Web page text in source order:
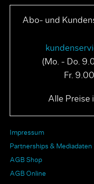
Abo- und
(Mo. - Do.
Fr.
Alle Preise
Impressum
Partnerships &
AGB Shop
AGB Online